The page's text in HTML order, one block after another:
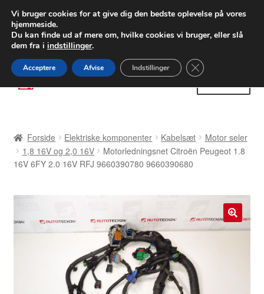
LEVERING fra 55 kr.
FEDEX verdensomspændende forsendelse
80 82 72 02
Spring
til
Spring
til
Betalinger
Forside Elektriske komponenter Kabelsæt
Motor seler
1,8 16V og 2,0 16V
Motorledningsnet Citroën Peugeot 1.8
16V 6FY 2.0 16V RFJ 9660390780 9660390680
🔍
Vi bruger cookies for at give dig den bedste oplevelse på vores
hjemmeside.
Du kan finde ud af mere om, hvilke cookies vi bruger, eller slå
dem fra i indstillinger.
Acceptere Afvise Indstillinger Close GDPR